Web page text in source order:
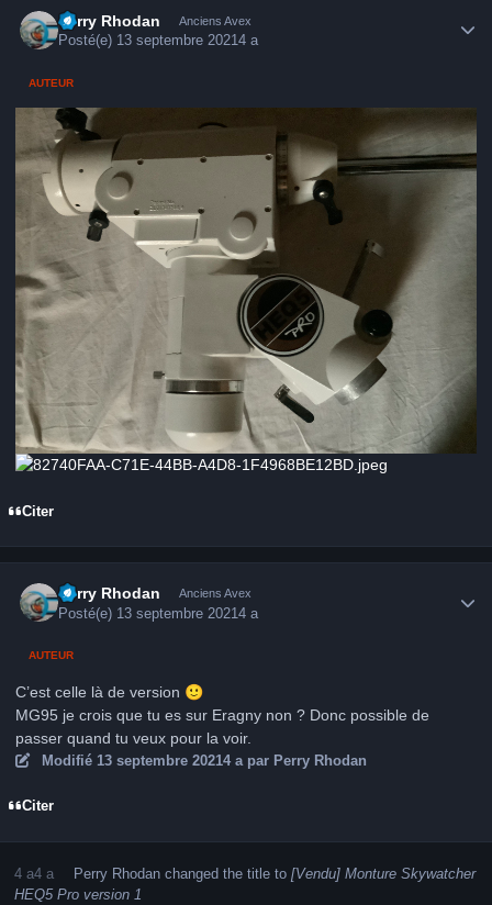
Perry Rhodan Anciens Avex
Posté(e) 13 septembre 20214 a
AUTEUR
Citer
Perry Rhodan Anciens Avex
Posté(e) 13 septembre 20214 a
AUTEUR
C’est celle là de version 🙂
MG95 je crois que tu es sur Eragny non ? Donc possible de
passer quand tu veux pour la voir.
Modifié 13 septembre 20214 apar Perry Rhodan
Citer
4 a4 a Perry Rhodanchanged the title to [Vendu] Monture Skywatcher
HEQ5 Pro version 1